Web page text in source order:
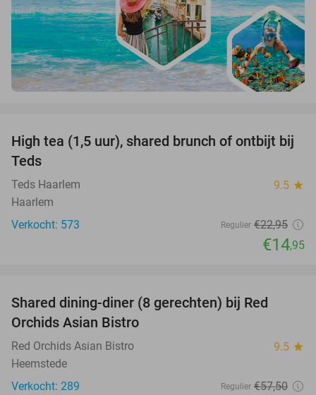
35%
High tea (1,5 uur), shared brunch of ontbijt bij
Teds
Teds Haarlem 9.5 star
Haarlem
Verkocht: 573
Regulier €22,95
€14,95
Shared dining-diner (8 gerechten) bij Red
Orchids Asian Bistro
Red Orchids Asian Bistro 9.5 star
Heemstede
Verkocht: 289
Regulier €57,50